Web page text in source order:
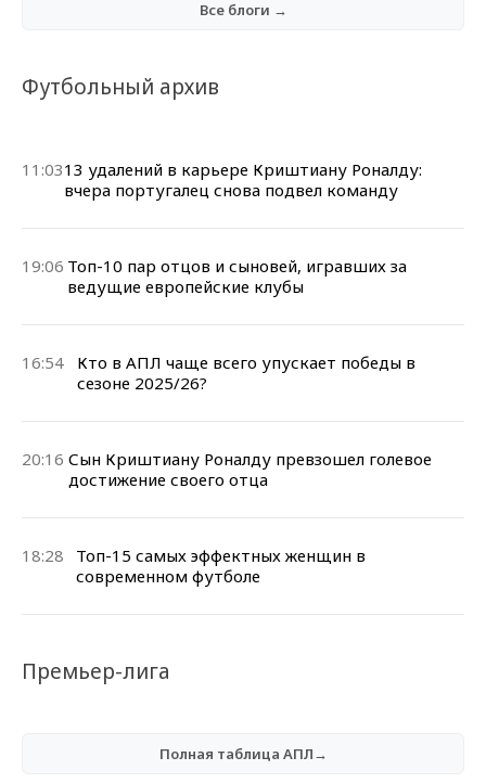
Все блоги →
Футбольный архив
11:0313 удалений в карьере Криштиану Роналду:
вчера португалец снова подвел команду
19:06 Топ-10 пар отцов и сыновей, игравших за
ведущие европейские клубы
16:54
Кто в АПЛ чаще всего упускает победы в
сезоне 2025/26?
20:16 Сын Криштиану Роналду превзошел голевое
достижение своего отца
18:28
Топ-15 самых эффектных женщин в
современном футболе
Премьер-лига
Полная таблица АПЛ→